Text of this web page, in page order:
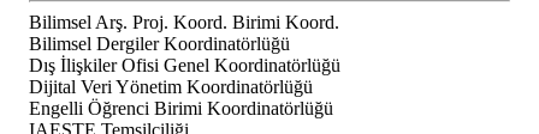
Bilimsel Arş. Proj. Koord. Birimi Koord.
Bilimsel Dergiler Koordinatörlüğü
Dış İlişkiler Ofisi Genel Koordinatörlüğü
Dijital Veri Yönetim Koordinatörlüğü
Engelli Öğrenci Birimi Koordinatörlüğü